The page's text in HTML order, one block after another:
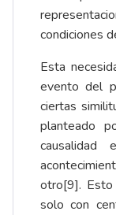
condiciones
Esta
evento del
ciertas
planteado
otro[9]. Esto
solo con